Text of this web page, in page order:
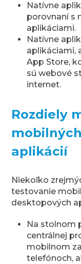
Natívne
porovnaní s
aplikáciami.
Natívne
aplikáciami,
App Store,
sú webové
internet.
Rozdiely
aplikácií
Niekoľko
testovanie
desktopových
Na stolnom
centrálnej
mobilnom
telefónoch,